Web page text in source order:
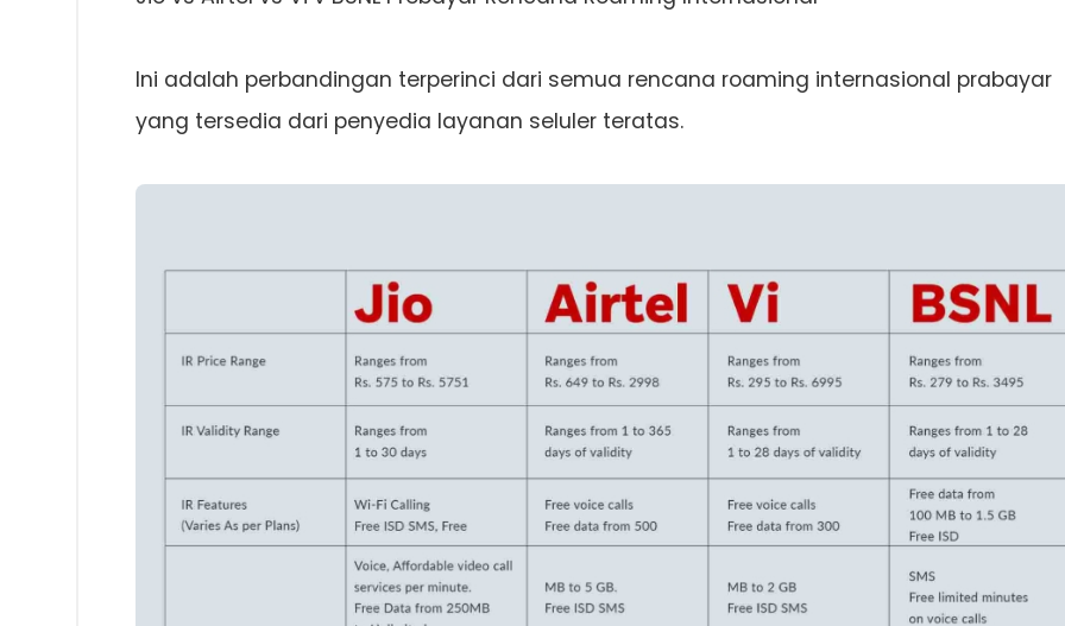
Ini adalah perbandingan terperinci dari semua rencana roaming internasional prabayar
yang tersedia dari penyedia layanan seluler teratas.